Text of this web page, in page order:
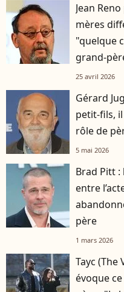
Jean
mères
"quelque
grand-
25 avril 2026
Gérard
petit-fils,
rôle de
5 mai 2026
Brad Pitt :
entre
père
1 mars 2026
Tayc (The
évoque